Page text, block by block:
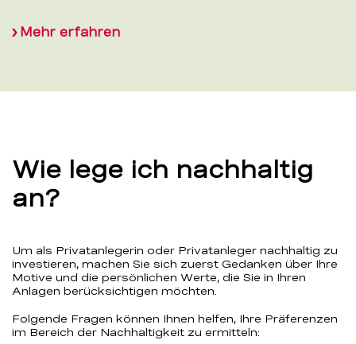
Mehr erfahren
Wie lege ich nachhaltig
an?
Um als Privatanlegerin oder Privatanleger nachhaltig zu
investieren, machen Sie sich zuerst Gedanken über Ihre
Motive und die persönlichen Werte, die Sie in Ihren
Anlagen berücksichtigen möchten.
Folgende Fragen können Ihnen helfen, Ihre Präferenzen
im Bereich der Nachhaltigkeit zu ermitteln: